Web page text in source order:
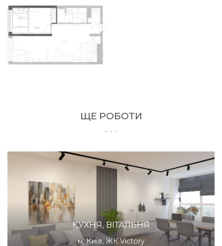
ЩЕ РОБОТИ
КУХНЯ, ВІТАЛЬНЯ
м. Київ, ЖК Victory